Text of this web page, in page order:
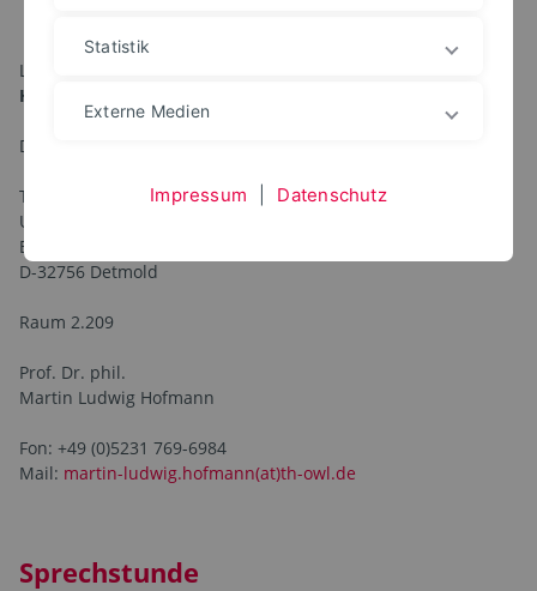
Lehrgebiet
Humanwissenschaften
Detmolder Schule für Gestaltung
Technische Hochschule Ostwestfalen-Lippe
University of Applied Sciences and Arts
Emilienstraße 45
D-32756 Detmold
Raum 2.209
Prof. Dr. phil.
Martin Ludwig Hofmann
Fon: +49 (0)5231 769-6984
Mail: martin-ludwig.hofmann(at)th-owl.de
Sprechstunde
Statistik
Externe Medien
Impressum Datenschutz